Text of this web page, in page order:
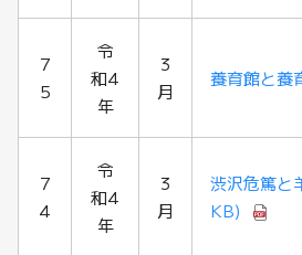
7
5
令
和4
年
3
月
養育館と養
7
4
令
和4
年
3
月
渋沢危篤と
KB)